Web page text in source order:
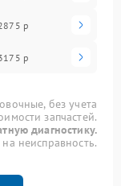
р
р
без учета
запчастей.
диагностику.
неисправность.